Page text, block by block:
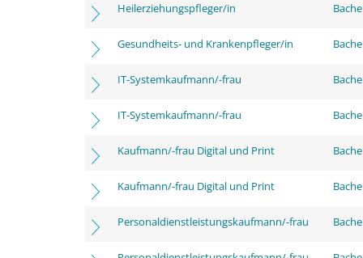
Heilerziehungspfleger/in
Gesundheits- und Krankenpfleger/in
IT-Systemkaufmann/-frau
IT-Systemkaufmann/-frau
Kaufmann/-frau Digital und Print
Kaufmann/-frau Digital und Print
Personaldienstleistungskaufmann/-frau